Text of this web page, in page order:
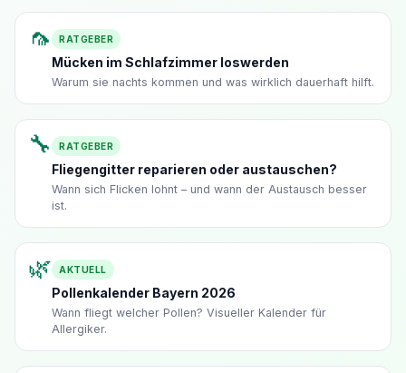
🦟 RATGEBER
Mücken im Schlafzimmer loswerden
Warum sie nachts kommen und was wirklich dauerhaft hilft.
🔧 RATGEBER
Fliegengitter reparieren oder austauschen?
Wann sich Flicken lohnt – und wann der Austausch besser
ist.
🌿 AKTUELL
Pollenkalender Bayern 2026
Wann fliegt welcher Pollen? Visueller Kalender für
Allergiker.